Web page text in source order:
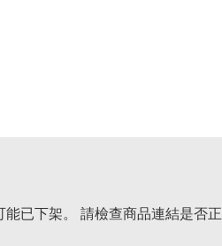
已下架。 請檢查商品連結是否正